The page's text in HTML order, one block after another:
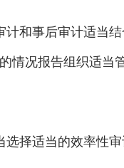
事后审计适当结
情况报告组织适当
适当的效率性审